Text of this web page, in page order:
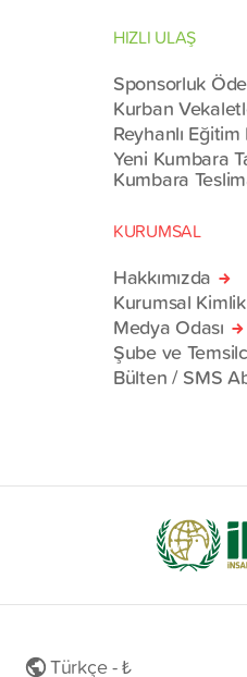
HIZLI ULAŞ
Sponsorluk
Kurban
Reyhanlı
Yeni Kumbara
Kumbara
KURUMSAL
Hakkımızda
Kurumsal Kimlik
Medya Odası
Şube ve
Bülten / SMS
Türkçe - ₺